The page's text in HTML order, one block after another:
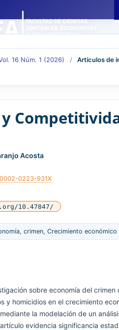
16 Núm. 1 (2026) / Artículos de
Acosta
0223-931X
10.47847/
crimen, Crecimiento económico
sobre economía del
y homicidios en el crecimiento
la modelación de un
evidencia significancia